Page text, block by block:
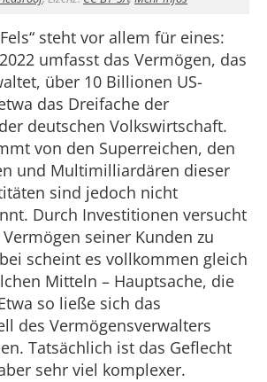
steht vor allem für eines:
umfasst das Vermögen, das
über 10 Billionen US-
das Dreifache der
deutschen Volkswirtschaft.
von den Superreichen, den
und Multimilliardären dieser
sind jedoch nicht
Durch Investitionen versucht
Vermögen seiner Kunden zu
scheint es vollkommen gleich
Mitteln – Hauptsache, die
so ließe sich das
des Vermögensverwalters
Tatsächlich ist das Geflecht
sehr viel komplexer.